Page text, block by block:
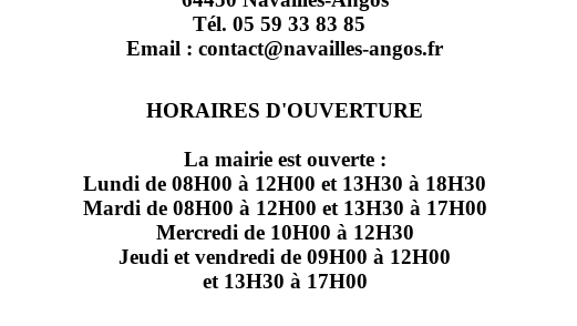
Tél. 05 59 33 83 85
Email : contact@navailles-angos.fr
HORAIRES D'OUVERTURE
La mairie est ouverte :
Lundi de 08H00 à 12H00 et 13H30 à 18H30
Mardi de 08H00 à 12H00 et 13H30 à 17H00
Mercredi de 10H00 à 12H30
Jeudi et vendredi de 09H00 à 12H00
et 13H30 à 17H00